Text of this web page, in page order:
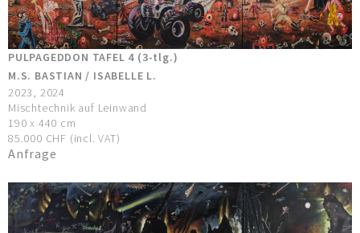
PULPAGEDDON TAFEL 4 (3-tlg.)
M.S. BASTIAN / ISABELLE L.
2023, 2024
Mischtechnik auf Leinwand
190 x 440 cm
85.000 CHF (incl. VAT)
Anfrage